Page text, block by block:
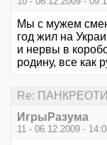
Мы с мужем
год жил на
и нервы в
родину, все как
Re:
ИгрыРазума
11 - 06.12.2009 -